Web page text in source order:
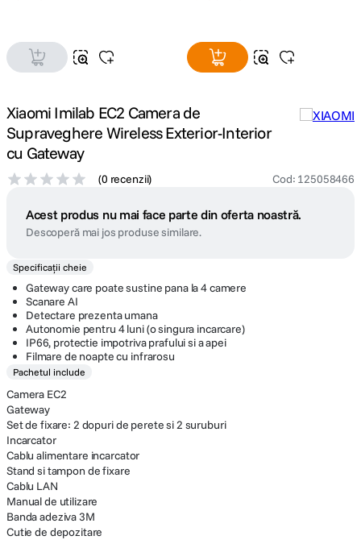
Xiaomi Imilab EC2 Camera de
Supraveghere Wireless Exterior-Interior
cu Gateway
(0 recenzii) Cod: 125058466
Acest produs nu mai face parte din oferta noastră.
Descoperă mai jos produse similare.
Specificații cheie
Gateway care poate sustine pana la 4 camere
Scanare AI
Detectare prezenta umana
Autonomie pentru 4 luni (o singura incarcare)
IP66, protectie impotriva prafului si a apei
Filmare de noapte cu infrarosu
Pachetul include
Camera EC2
Gateway
Set de fixare: 2 dopuri de perete si 2 suruburi
Incarcator
Cablu alimentare incarcator
Stand si tampon de fixare
Cablu LAN
Manual de utilizare
Banda adeziva 3M
Cutie de depozitare